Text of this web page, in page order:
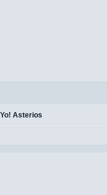
Yo! Asterios